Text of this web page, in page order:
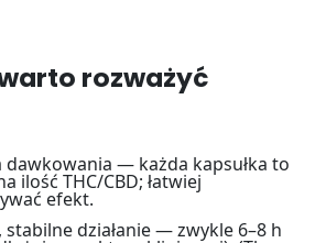
rozważyć
dawkowania — każda kapsułka to
ilość THC/CBD; łatwiej
efekt.
stabilne działanie — zwykle 6–8 h